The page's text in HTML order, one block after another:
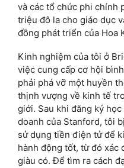
và các tổ chức phi chính
triệu đô la cho giáo dục
đồng phát triển của Hoa
Kinh nghiệm của tôi ở
việc cung cấp cơ hội
phải phá vỡ một huyền
thịnh vượng về kinh tế
giới. Sau khi đăng ký
doanh của Stanford, tôi
sử dụng tiền điện tử để
hành động tốt, từ đó xác
giàu có. Để tìm ra cách